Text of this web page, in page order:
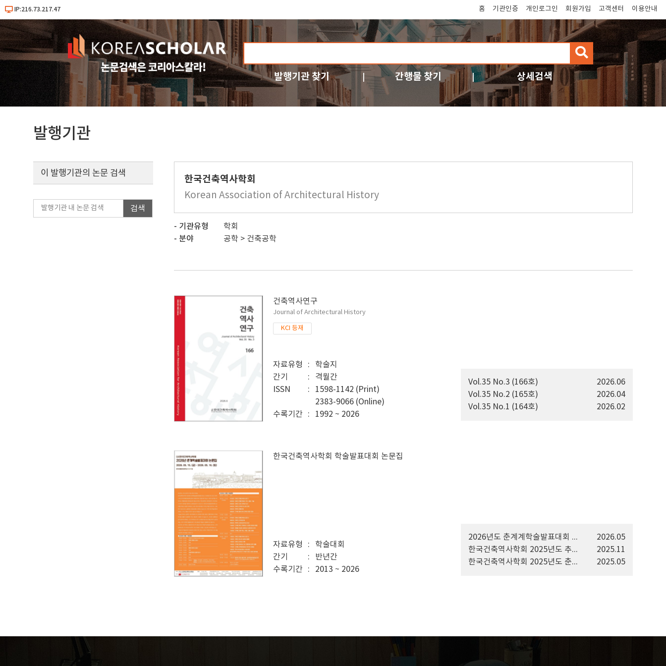
IP:216.73.217.47 홈 기관인증 개인로그인 회원가입 고객센터 이용안내
검
색
발행기관 찾기 간행물 찾기 상세검색
발행기관
한국건축역사학회
Korean Association of Architectural History
이 발행기관의 논문 검색
검색
기관유형
학회
분야
공학 > 건축공학
건축역사연구
Journal of Architectural History
KCI 등재
자료유형
학술지
간기
격월간
ISSN
1598-1142 (Print)
2383-9066 (Online)
수록기간
1992 ~ 2026
Vol.35 No.3 (166호)
2026.06
Vol.35 No.2 (165호)
2026.04
Vol.35 No.1 (164호)
2026.02
한국건축역사학회 학술발표대회 논문집
자료유형
학술대회
간기
반년간
수록기간
2013 ~ 2026
2026년도 춘계계학술발표대회 논문집
2026.05
한국건축역사학회 2025년도 추계계학술발표대회 논문집
2025.11
한국건축역사학회 2025년도 춘계학술발표대회 논문집
2025.05